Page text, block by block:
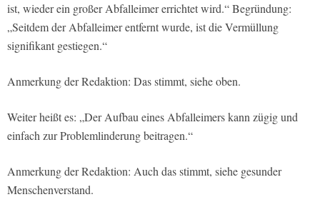
ist, wieder ein großer Abfalleimer errichtet wird.“ Begründung:
„Seitdem der Abfalleimer entfernt wurde, ist die Vermüllung
signifikant gestiegen.“
Anmerkung der Redaktion: Das stimmt, siehe oben.
Weiter heißt es: „Der Aufbau eines Abfalleimers kann zügig und
einfach zur Problemlinderung beitragen.“
Anmerkung der Redaktion: Auch das stimmt, siehe gesunder
Menschenverstand.